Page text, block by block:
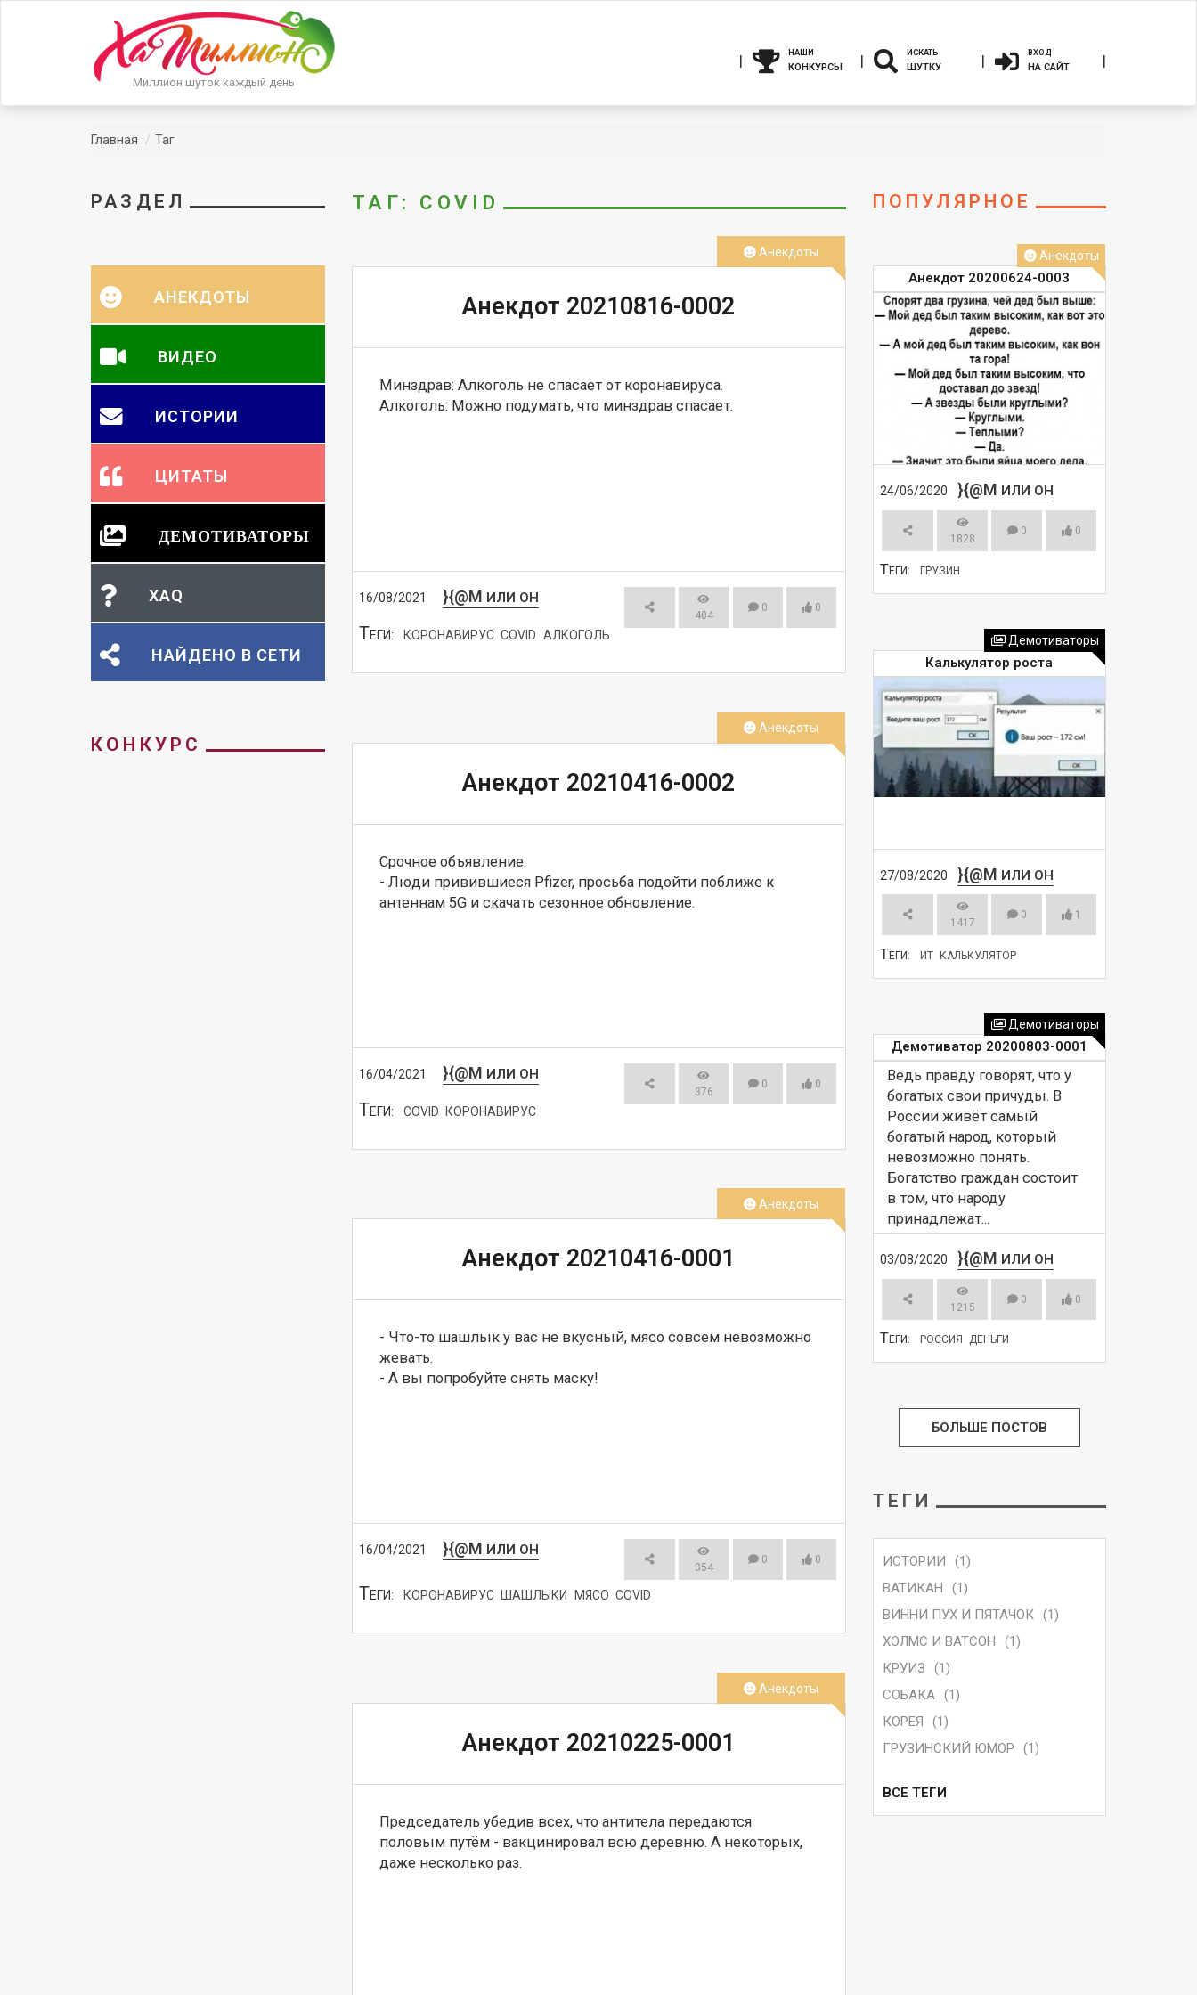
Миллион шуток каждый день
НАШИ
КОНКУРСЫ
ИСКАТЬ
ШУТКУ
ВХОД
НА САЙТ
Главная Таг
ТАГ: COVID
Анекдот 20210816-0002
Минздрав: Алкоголь не спасает от коронавируса.
16/08/2021 }{@M ИЛИ ОН
404
0 0
Анекдоты
ТЕГИ: КОРОНАВИРУС COVID АЛКОГОЛЬ
Анекдот 20210416-0002
Срочное объявление:
- Люди привившиеся Pfizer, просьба подойти поближе к
антеннам 5G и скачать сезонное обновление.
16/04/2021 }{@M ИЛИ ОН
376
0 0
Анекдоты
ТЕГИ: COVID КОРОНАВИРУС
Анекдот 20210416-0001
- Что-то шашлык у вас не вкусный, мясо совсем невозможно
жевать.
- А вы попробуйте снять маску!
16/04/2021 }{@M ИЛИ ОН
354
0 0
Анекдоты
ТЕГИ: КОРОНАВИРУС ШАШЛЫКИ МЯСО COVID
Анекдот 20210225-0001
Председатель убедив всех, что антитела передаются
половым путём - вакцинировал всю деревню. А некоторых,
даже несколько раз.
Анекдоты
РАЗДЕЛ
АНЕКДОТЫ
ВИДЕО
ИСТОРИИ
ЦИТАТЫ
ДЕМОТИВАТОРЫ
XAQ
НАЙДЕНО В СЕТИ
КОНКУРС
ПОПУЛЯРНОЕ
Анекдот 20200624-0003
24/06/2020 }{@M ИЛИ ОН
1828
0 0
Анекдоты
ТЕГИ: ГРУЗИН
Калькулятор роста
27/08/2020 }{@M ИЛИ ОН
1417
0 1
Демотиваторы
ТЕГИ: ИТ КАЛЬКУЛЯТОР
Демотиватор 20200803-0001
Ведь правду говорят, что у
богатых свои причуды. В
России живёт самый
богатый народ, который
невозможно понять.
Богатство граждан состоит
в том, что народу
принадлежат...
03/08/2020 }{@M ИЛИ ОН
1215
0 0
Демотиваторы
ТЕГИ: РОССИЯ ДЕНЬГИ
БОЛЬШЕ ПОСТОВ
ТЕГИ
ИСТОРИИ
(1)
ВАТИКАН
(1)
ВИННИ ПУХ И ПЯТАЧОК (1)
ХОЛМС И ВАТСОН
(1)
КРУИЗ
(1)
СОБАКА (1)
КОРЕЯ
(1)
ГРУЗИНСКИЙ ЮМОР
(1)
ВСЕ ТЕГИ